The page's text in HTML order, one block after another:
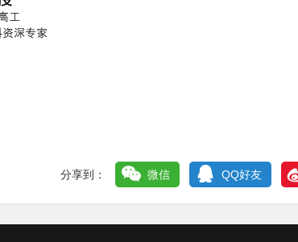
分享到： 微信 QQ好友